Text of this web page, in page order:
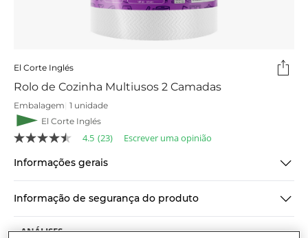
El Corte Inglés
Rolo de Cozinha Multiusos 2 Camadas
Embalagem 1 unidade
El Corte Inglés
4.5
5
médio
classificação.
Read
4.5 (23)
Escrever uma opinião
Informações gerais
Informação de segurança do produto